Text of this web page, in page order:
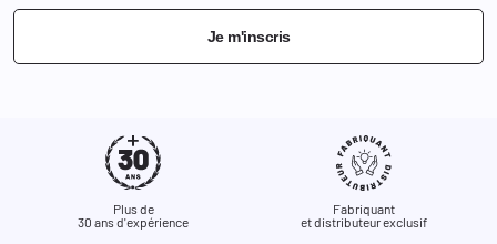
Je m'inscris
Plus de
30 ans d'expérience
Fabriquant
et distributeur exclusif